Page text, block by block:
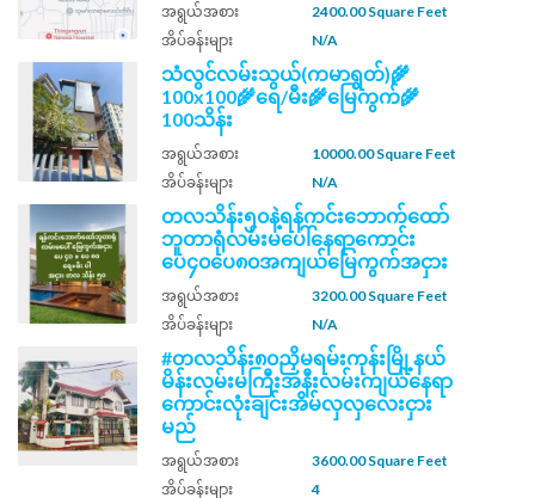
အရွယ်အစား
2400.00 Square Feet
အိပ်ခန်းများ
N/A
သံလွင်လမ်းသွယ်(ကမာရွတ်)🌾
100x100🌾ရေ/မီး🌾မြေကွက်🌾
100သိန်း
အရွယ်အစား
10000.00 Square Feet
အိပ်ခန်းများ
N/A
တလသိန်း၅၀နဲ့ရန်ကင်းဘောက်ထော်
ဘူတာရုံလမ်းမပေါ်နေရာကောင်း
ပေ၄၀ပေ၈၀အကျယ်မြေကွက်အငှား
အရွယ်အစား
3200.00 Square Feet
အိပ်ခန်းများ
N/A
#တလသိန်း၈၀ညှိမရမ်းကုန်းမြို့နယ်
မိန်းလမ်းမကြီးအနီးလမ်းကျယ်နေရာ
ကောင်းလုံးချင်းအိမ်လှလှလေးငှား
မည်
အရွယ်အစား
3600.00 Square Feet
အိပ်ခန်းများ
4